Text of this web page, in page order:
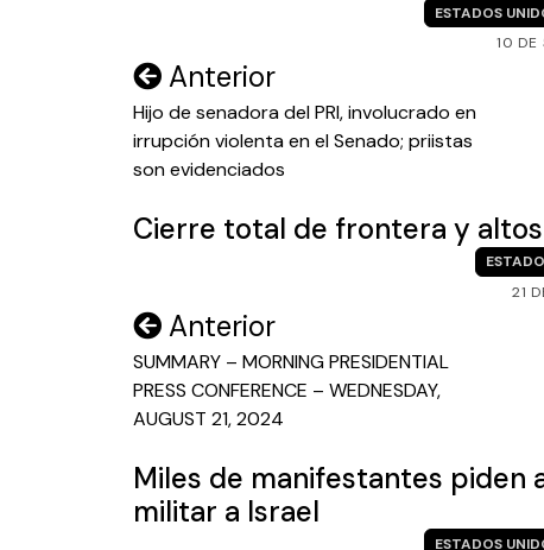
ESTADOS
10 DE
Navegación
de
entradas
Anterior
Hijo de senadora del PRI, involucrado en
irrupción violenta en el Senado; priistas
son evidenciados
Cierre total de frontera y
21
Navegación
de
entradas
Anterior
SUMMARY – MORNING PRESIDENTIAL
PRESS CONFERENCE – WEDNESDAY,
AUGUST 21, 2024
Miles de manifestantes piden
militar a Israel
ESTADOS